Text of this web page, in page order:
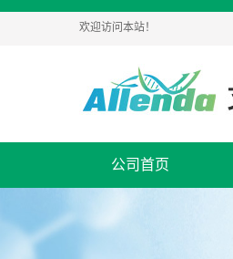
欢迎访问本站！
公司首页